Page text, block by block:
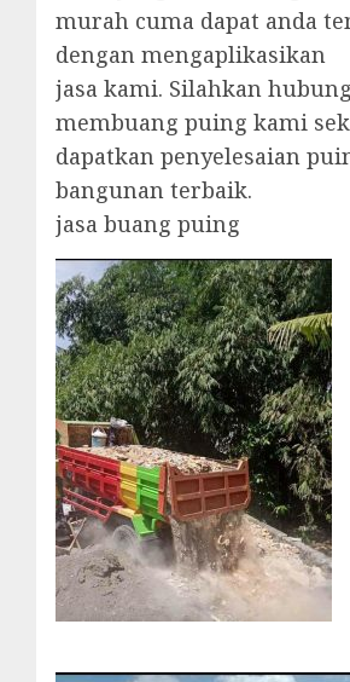
murah cuma dapat anda
dengan mengaplikasikan
jasa kami. Silahkan
membuang puing kami
dapatkan penyelesaian
bangunan terbaik.
jasa buang puing